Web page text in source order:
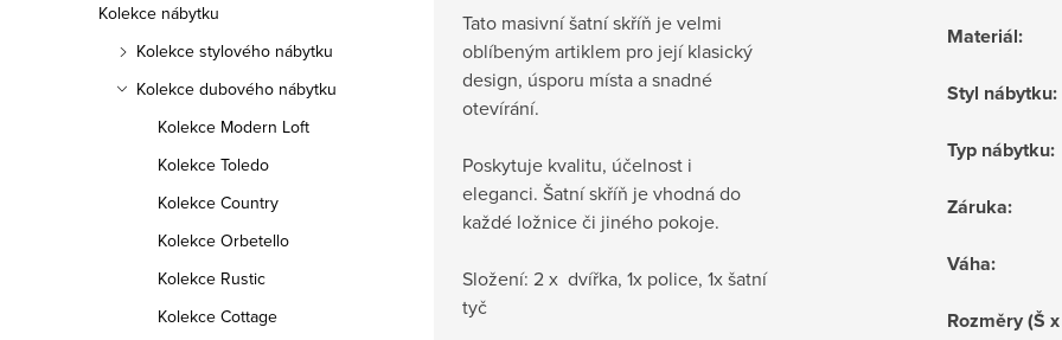
Kolekce nábytku
Kolekce stylového nábytku
Kolekce dubového nábytku
Kolekce Modern Loft
Kolekce Toledo
Kolekce Country
Kolekce Orbetello
Kolekce Rustic
Kolekce Cottage
Tato masivní šatní skříň je velmi
oblíbeným artiklem pro její klasický
design, úsporu místa a snadné
otevírání.
Poskytuje kvalitu, účelnost i
eleganci. Šatní skříň je vhodná do
každé ložnice či jiného pokoje.
Složení: 2 x dvířka, 1x police, 1x šatní
tyč
Materiál:
Styl nábytku:
Typ nábytku:
Záruka:
Váha:
Rozměry (Š